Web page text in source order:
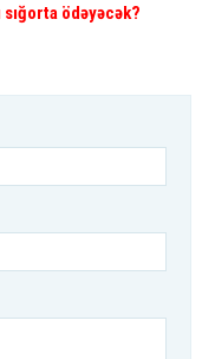
sığorta ödəyəcək?